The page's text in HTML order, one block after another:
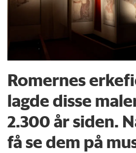
Romernes
lagde disse
2.300 år siden.
få se dem på